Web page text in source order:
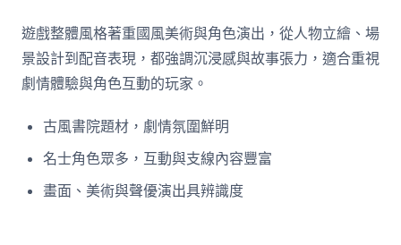
遊戲整體風格著重國風美術與角色演出，從人物立繪、場
景設計到配音表現，都強調沉浸感與故事張力，適合重視
劇情體驗與角色互動的玩家。
古風書院題材，劇情氛圍鮮明
名士角色眾多，互動與支線內容豐富
畫面、美術與聲優演出具辨識度